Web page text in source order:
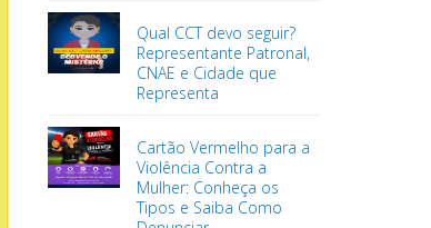
Qual CCT devo seguir?
Representante Patronal,
CNAE e Cidade que
Representa
Cartão Vermelho para a
Violência Contra a
Mulher: Conheça os
Tipos e Saiba Como